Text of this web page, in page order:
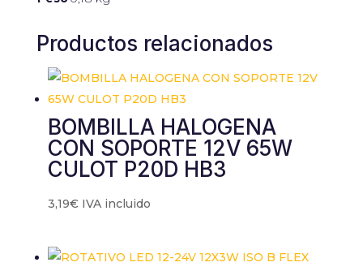
Productos relacionados
BOMBILLA HALOGENA
CON SOPORTE 12V 65W
CULOT P20D HB3
3,19€ IVA incluido